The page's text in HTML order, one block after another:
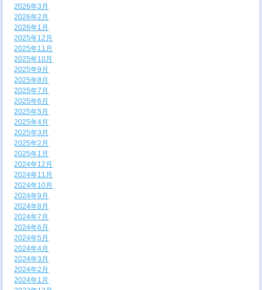
2026年3月
2026年2月
2026年1月
2025年12月
2025年11月
2025年10月
2025年9月
2025年8月
2025年7月
2025年6月
2025年5月
2025年4月
2025年3月
2025年2月
2025年1月
2024年12月
2024年11月
2024年10月
2024年9月
2024年8月
2024年7月
2024年6月
2024年5月
2024年4月
2024年3月
2024年2月
2024年1月